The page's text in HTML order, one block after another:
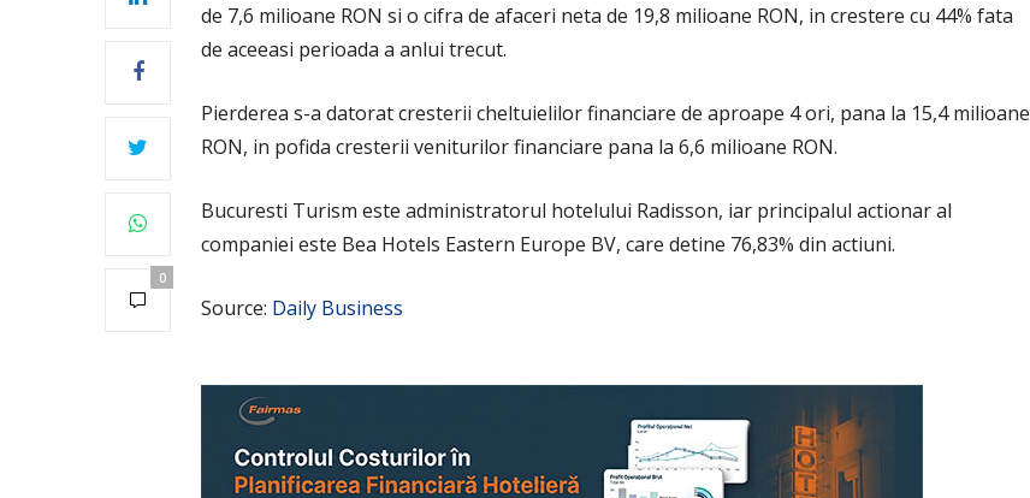
0
de 7,6 milioane RON si o cifra de afaceri neta de 19,8 milioane RON, in crestere cu 44% fata
de aceeasi perioada a anlui trecut.
Pierderea s-a datorat cresterii cheltuielilor financiare de aproape 4 ori, pana la 15,4 milioane
RON, in pofida cresterii veniturilor financiare pana la 6,6 milioane RON.
Bucuresti Turism este administratorul hotelului Radisson, iar principalul actionar al
companiei este Bea Hotels Eastern Europe BV, care detine 76,83% din actiuni.
Source: Daily Business